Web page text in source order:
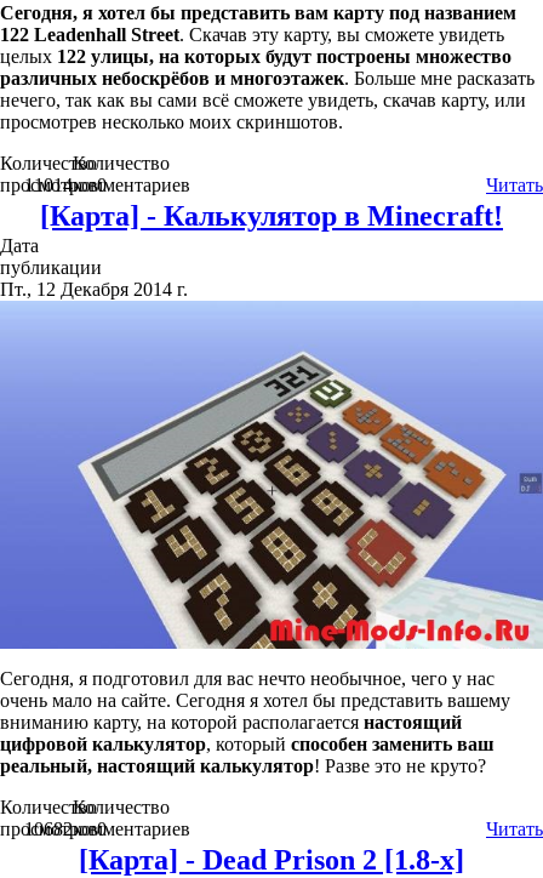
Сегодня, я хотел бы представить вам карту под названием
122 Leadenhall Street. Скачав эту карту, вы сможете увидеть
целых 122 улицы, на которых будут построены множество
различных небоскрёбов и многоэтажек. Больше мне расказать
нечего, так как вы сами всё сможете увидеть, скачав карту, или
просмотрев несколько моих скриншотов.
Количество
просмотров
11014
Количество
комментариев
0 Читать
[Карта] - Калькулятор в Minecraft!
Дата
публикации
Пт., 12 Декабря 2014 г.
Сегодня, я подготовил для вас нечто необычное, чего у нас
очень мало на сайте. Сегодня я хотел бы представить вашему
вниманию карту, на которой располагается настоящий
цифровой калькулятор, который способен заменить ваш
реальный, настоящий калькулятор! Разве это не круто?
Количество
просмотров
10682
Количество
комментариев
0 Читать
[Карта] - Dead Prison 2 [1.8-x]